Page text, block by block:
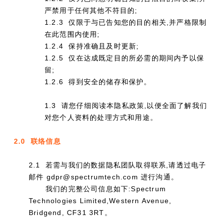
严禁用于任何其他不符目的;
1.2.3 仅限于与已告知您的目的相关,并严格限制
在此范围内使用;
1.2.4 保持准确且及时更新;
1.2.5 仅在达成既定目的所必需的期间内予以保
留;
1.2.6 得到安全的储存和保护。
1.3 请您仔细阅读本隐私政策,以便全面了解我们
对您个人资料的处理方式和用途。
2.0 联络信息
2.1 若需与我们的数据隐私团队取得联系,请透过电子
邮件 gdpr@spectrumtech.com 进行沟通。
我们的完整公司信息如下:Spectrum
Technologies Limited,Western Avenue,
Bridgend, CF31 3RT。